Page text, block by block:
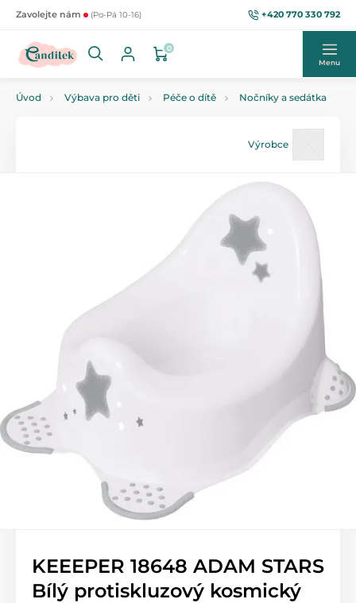
Zavolejte nám (Po-Pá 10-16) +420 770 330 792
0
Menu
Úvod Výbava pro děti Péče o dítě Nočníky a sedátka
Výrobce
KEEEPER 18648 ADAM STARS
Bílý protiskluzový kosmický